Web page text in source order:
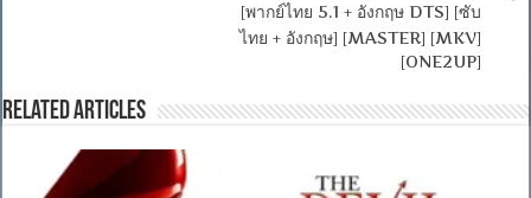
[พากย์ไทย 5.1 + อังกฤษ DTS] [ซับ
ไทย + อังกฤษ] [MASTER] [MKV]
[ONE2UP]
Related Articles